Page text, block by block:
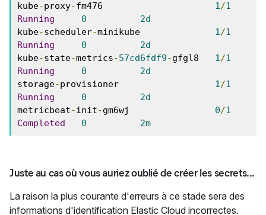
kube-proxy-fm476 1/1
Running
0
2d
kube-scheduler-minikube 1/1
Running
0
2d
kube-state-metrics-57cd6fdf9-gfgl8 1/1
Running
0
2d
storage-provisioner 1/1
Running
0
2d
metricbeat-init-gm6wj 0/1
Completed
0 2m
Juste au cas où vous auriez oublié de créer les secrets...
La raison la plus courante d'erreurs à ce stade sera des
informations d'identification Elastic Cloud incorrectes.